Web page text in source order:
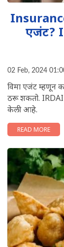
एजंट?
02 Feb, 2024
विमा एजंट म्हणून
ठरू शकतो. IRDAI
केली आहे.
READ MORE